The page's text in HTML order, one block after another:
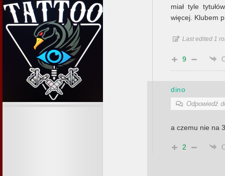
miał tyle
więcej. Klubem
Last edited 1
9
dino
Odpowiedź
a czemu nie na
2